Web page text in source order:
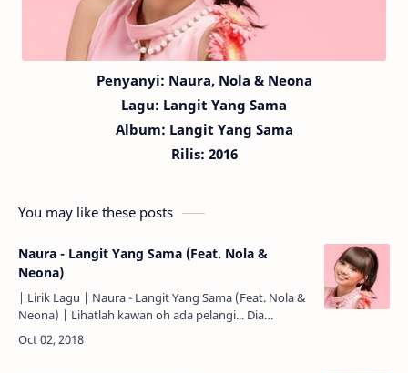
Penyanyi: Naura, Nola & Neona
Lagu: Langit Yang Sama
Album: Langit Yang Sama
Rilis: 2016
You may like these posts
Naura - Langit Yang Sama (Feat. Nola &
Neona)
| Lirik Lagu | Naura - Langit Yang Sama (Feat. Nola &
Neona) | Lihatlah kawan oh ada pelangi... Dia
melengkung seperti tersenyum... Indahnya terasa
buat ha…